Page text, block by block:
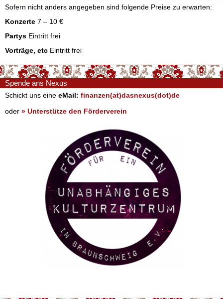
Sofern nicht anders angegeben sind folgende Preise zu erwarten:
Konzerte 7 – 10 €
Partys Eintritt frei
Vorträge, etc Eintritt frei
Spende ans Nexus
Schickt uns eine eMail: finanzen(at)dasnexus(dot)de
oder » Unterstütze den Förderverein